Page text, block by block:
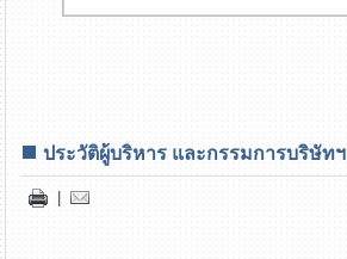
ประวัติผู้บริหาร และกรรมการบริษัทฯ
|